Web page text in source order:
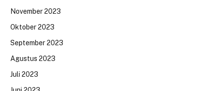
November 2023
Oktober 2023
September 2023
Agustus 2023
Juli 2023